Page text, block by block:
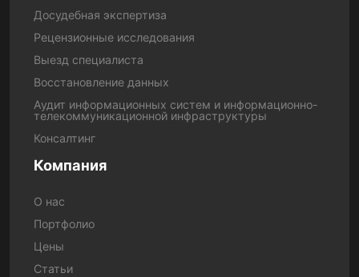
Досудебная экспертиза
Рецензионные исследования
Выезд специалиста
Восстановление данных
Аудит информационных систем и информационно-
телекоммуникационной инфраструктуры
Консалтинг
Компания
О нас
Портфолио
Цены
Статьи